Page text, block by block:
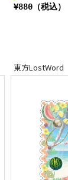
¥880（税込）
東方LostWord